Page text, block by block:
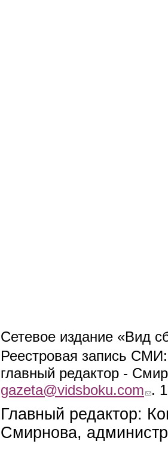
Сетевое издание «Вид
Реестровая запись
главный редактор -
gazeta@vidsboku.com (link
.
Главный редактор:
Смирнова,